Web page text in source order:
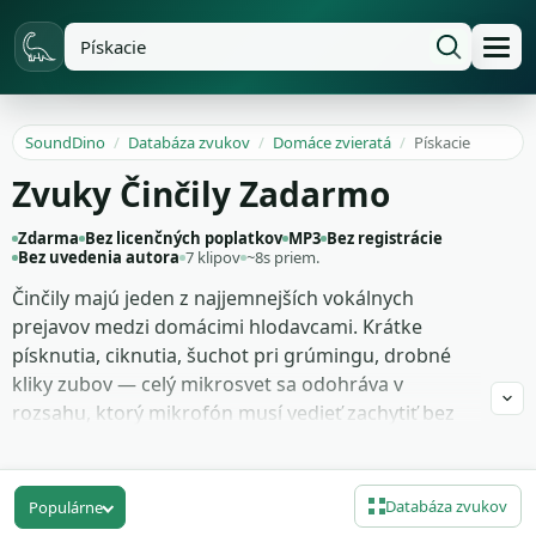
SoundDino / Databáza zvukov / Domáce zvieratá / Pískacie
Zvuky Činčily Zadarmo
Zdarma Bez licenčných poplatkov MP3 Bez registrácie
Bez uvedenia autora 7 klipov ~8s priem.
Činčily majú jeden z najjemnejších vokálnych
prejavov medzi domácimi hlodavcami. Krátke
písknutia, ciknutia, šuchot pri grúmingu, drobné
kliky zubov — celý mikrosvet sa odohráva v
rozsahu, ktorý mikrofón musí vedieť zachytiť bez
detský content alebo nature dokument o suchých
andských biotopoch sú práve tieto subtílne stopy
presne to, čo dialóg nevyrozpráva. Funguje to ako
Populárne Databáza zvukov